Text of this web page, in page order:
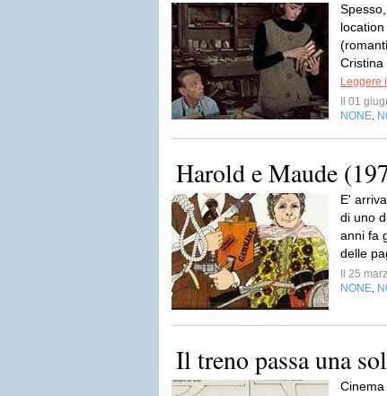
Cristina
Leggere
Il 01
NONE
Harold e Maude
E'
di uno
anni fa
delle
Il 25
NONE
Il treno passa una